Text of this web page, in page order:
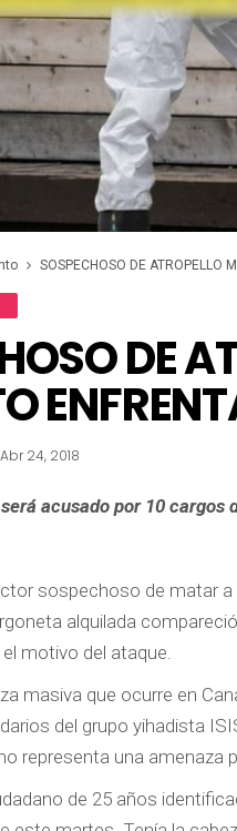
SOSPECHOSO DE ATROPELLO
DE
Abr 24, 2018
acusado por 10
sospechoso de matar
alquilada
motivo del ataque.
masiva que ocurre en
del grupo yihadista
representa una amenaza
de 25 años